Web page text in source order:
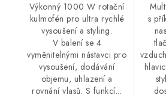
Výkonný 1000 W rotační
kulmofén pro ultra rychlé
vysoušení a styling.
V balení se 4
vyměnitelnými nástavci pro
vysoušení, dodávání
objemu, uhlazení a
rovnání vlasů. S funkcí...
s